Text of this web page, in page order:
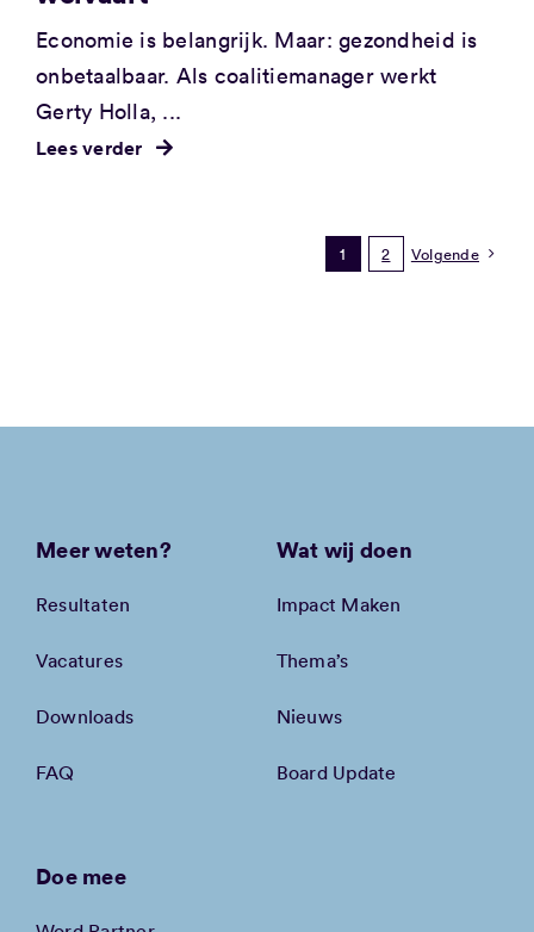
Economie is belangrijk. Maar: gezondheid is
onbetaalbaar. Als coalitiemanager werkt
Gerty Holla, ...
Lees verder
1 2 Volgende
Meer weten?
Resultaten
Vacatures
Downloads
FAQ
Wat wij doen
Impact Maken
Thema’s
Nieuws
Board Update
Doe mee